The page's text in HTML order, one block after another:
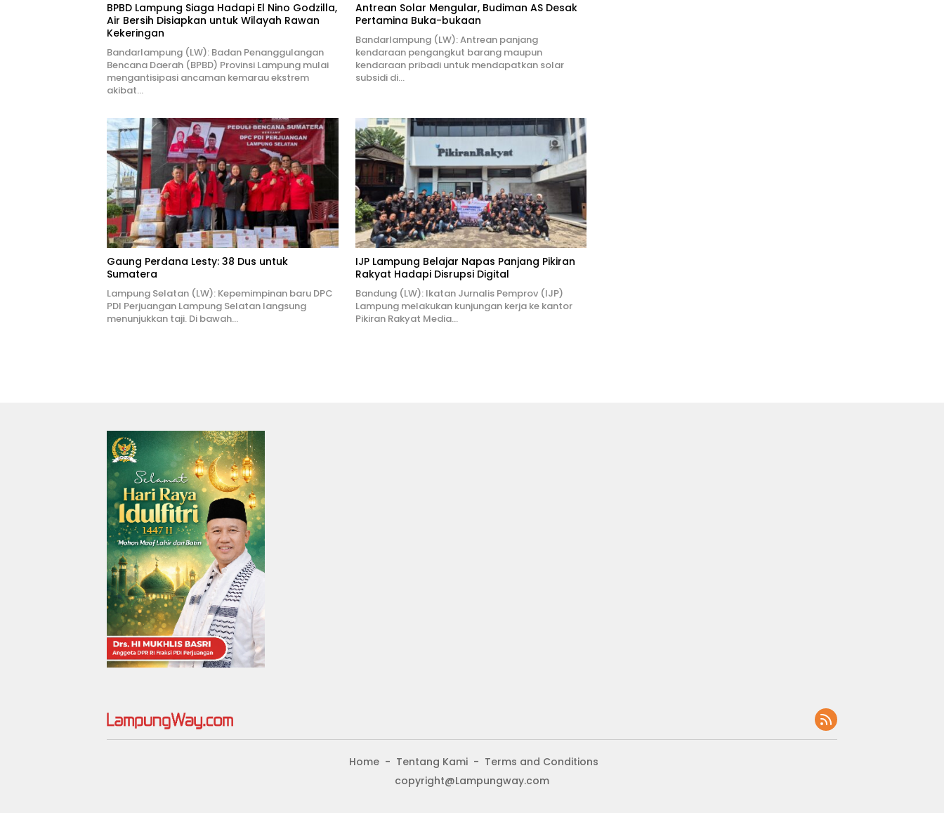
BPBD Lampung Siaga Hadapi El Nino Godzilla,
Air Bersih Disiapkan untuk Wilayah Rawan
Kekeringan
Bandarlampung (LW): Badan Penanggulangan
Bencana Daerah (BPBD) Provinsi Lampung mulai
mengantisipasi ancaman kemarau ekstrem
akibat…
Antrean Solar Mengular, Budiman AS Desak
Pertamina Buka-bukaan
Bandarlampung (LW): Antrean panjang
kendaraan pengangkut barang maupun
kendaraan pribadi untuk mendapatkan solar
subsidi di…
Gaung Perdana Lesty: 38 Dus untuk
Sumatera
Lampung Selatan (LW): Kepemimpinan baru DPC
PDI Perjuangan Lampung Selatan langsung
menunjukkan taji. Di bawah…
IJP Lampung Belajar Napas Panjang Pikiran
Rakyat Hadapi Disrupsi Digital
Bandung (LW): Ikatan Jurnalis Pemprov (IJP)
Lampung melakukan kunjungan kerja ke kantor
Pikiran Rakyat Media…
Home Tentang Kami
Terms and Conditions
copyright@Lampungway.com